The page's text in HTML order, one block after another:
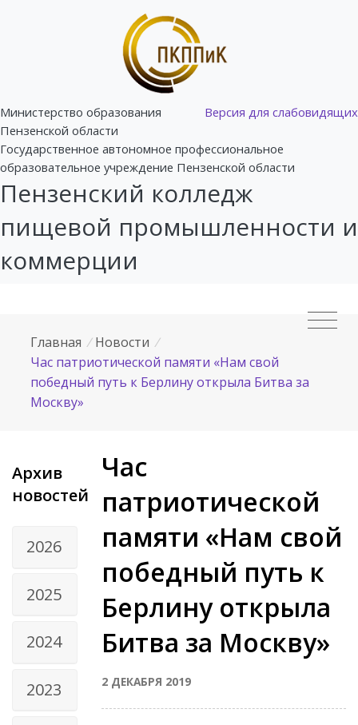
Версия для слабовидящих
Министерство образования
Пензенской области
Государственное автономное профессиональное
образовательное учреждение Пензенской области
Пензенский колледж
пищевой промышленности и
коммерции
Главная / Новости /
Час патриотической памяти «Нам свой
победный путь к Берлину открыла Битва за
Москву»
Архив
новостей
2026
2025
2024
2023
Час
патриотической
памяти «Нам свой
победный путь к
Берлину открыла
Битва за Москву»
2 ДЕКАБРЯ 2019